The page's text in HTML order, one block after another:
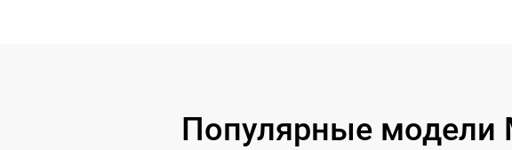
Популярные модели